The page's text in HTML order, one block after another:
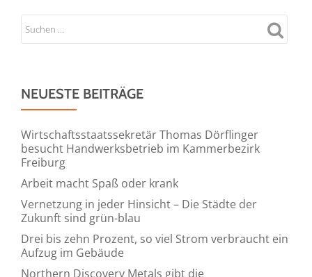
NEUESTE BEITRÄGE
Wirtschaftsstaatssekretär Thomas Dörflinger
besucht Handwerksbetrieb im Kammerbezirk
Freiburg
Arbeit macht Spaß oder krank
Vernetzung in jeder Hinsicht – Die Städte der
Zukunft sind grün-blau
Drei bis zehn Prozent, so viel Strom verbraucht ein
Aufzug im Gebäude
Northern Discovery Metals gibt die